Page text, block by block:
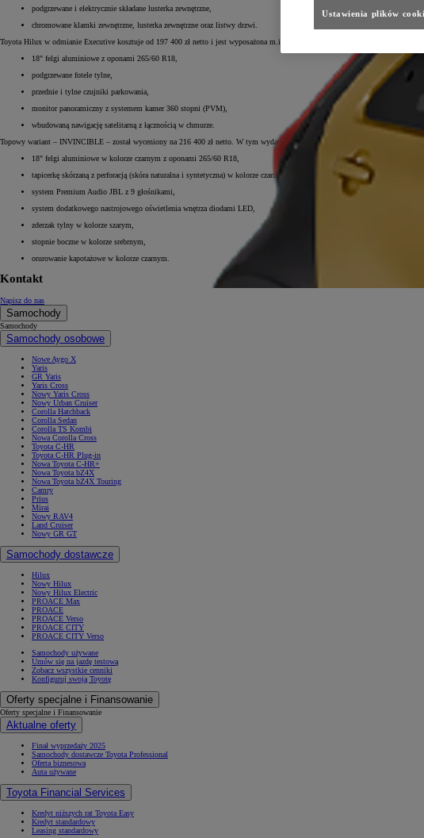
podgrzewane i elektrycznie składane lusterka zewnętrzne,
chromowane klamki zewnętrzne, lusterka zewnętrzne oraz listwy drzwi.
Toyota Hilux w odmianie Executive kosztuje od 197 400 zł netto i jest wyposażona m.in. w:
18" felgi aluminiowe z oponami 265/60 R18,
podgrzewane fotele tylne,
przednie i tylne czujniki parkowania,
monitor panoramiczny z systemem kamer 360 stopni (PVM),
wbudowaną nawigację satelitarną z łącznością w chmurze.
Topowy wariant – INVINCIBLE – został wyceniony na 216 400 zł netto. W tym wydaniu auto zyskuje m.in.:
18" felgi aluminiowe w kolorze czarnym z oponami 265/60 R18,
tapicerkę skórzaną z perforacją (skóra naturalna i syntetyczna) w kolorze czarnym z szarymi elementami,
system Premium Audio JBL z 9 głośnikami,
system dodatkowego nastrojowego oświetlenia wnętrza diodami LED,
zderzak tylny w kolorze szarym,
stopnie boczne w kolorze srebrnym,
orurowanie kapotażowe w kolorze czarnym.
Kontakt
Napisz do nas
Samochody
Samochody
Samochody osobowe
Nowe Aygo X
Yaris
GR Yaris
Yaris Cross
Nowy Yaris Cross
Nowy Urban Cruiser
Corolla Hatchback
Corolla Sedan
Corolla TS Kombi
Nowa Corolla Cross
Toyota C-HR
Toyota C-HR Plug-in
Nowa Toyota C-HR+
Nowa Toyota bZ4X
Nowa Toyota bZ4X Touring
Camry
Prius
Mirai
Nowy RAV4
Land Cruiser
Nowy GR GT
Samochody dostawcze
Hilux
Nowy Hilux
Nowy Hilux Electric
PROACE Max
PROACE
PROACE Verso
PROACE CITY
PROACE CITY Verso
Samochody używane
Umów się na jazdę testową
Zobacz wszystkie cenniki
Konfiguruj swoją Toyotę
Oferty specjalne i Finansowanie
Oferty specjalne i Finansowanie
Aktualne oferty
Finał wyprzedaży 2025
Samochody dostawcze Toyota Professional
Oferta biznesowa
Auta używane
Toyota Financial Services
Kredyt niższych rat Toyota Easy
Kredyt standardowy
Leasing standardowy
Ustawienia plików